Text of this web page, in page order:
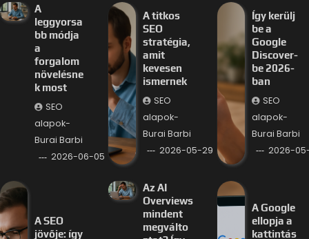
A
leggyorsa
bb módja
a
forgalom
növelésne
k most
SEO
alapok-
Burai Barbi
2026-06-05
A titkos
SEO
stratégia,
amit
kevesen
ismernek
SEO
alapok-
Burai Barbi
2026-05-29
Így kerülj
be a
Google
Discover-
be 2026-
ban
SEO
alapok-
Burai Barbi
2026-
A SEO
jövője: így
Az AI
Overviews
mindent
megválto
A Google
ellopja a
kattintás